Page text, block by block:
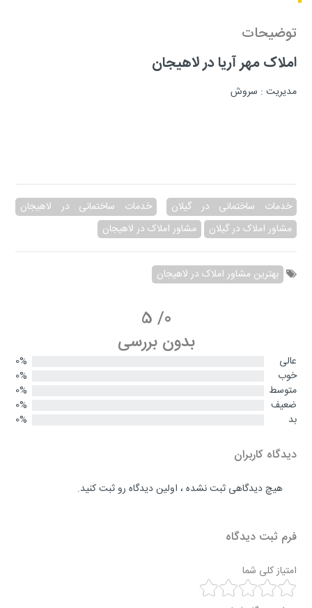
توضیحات
املاک مهر آریا در لاهیجان
مدیریت : سروش
خدمات ساختمانی در گیلان
خدمات ساختمانی در لاهیجان
مشاور املاک در گیلان
مشاور املاک در لاهیجان
بهترین مشاور املاک در لاهیجان
0
/
5
بدون بررسی
عالی
0%
خوب
0%
متوسط
0%
ضعیف
0%
بد
0%
دیدگاه کاربران
هیچ دیدگاهی ثبت نشده ، اولین دیدگاه رو ثبت کنید.
فرم ثبت دیدگاه
امتیاز کلی شما